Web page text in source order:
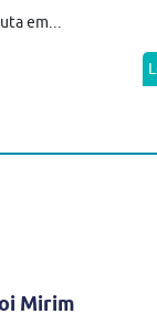
em...
Mirim